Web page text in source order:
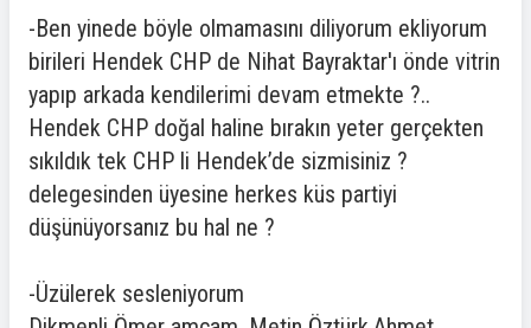
-Ben yinede böyle olmamasını diliyorum ekliyorum
birileri Hendek CHP de Nihat Bayraktar'ı önde vitrin
yapıp arkada kendilerimi devam etmekte ?..
Hendek CHP doğal haline bırakın yeter gerçekten
sıkıldık tek CHP li Hendek’de sizmisiniz ?
delegesinden üyesine herkes küs partiyi
düşünüyorsanız bu hal ne ?
-Üzülerek sesleniyorum